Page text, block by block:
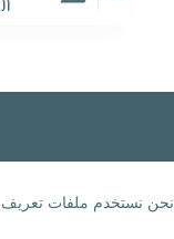
نحن نستخدم ملفات تعريف